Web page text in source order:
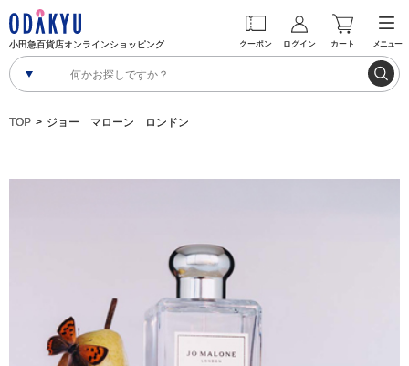
小田急百貨店オンラインショッピング クーポン ログイン カート メニュー
TOP ジョー マローン ロンドン